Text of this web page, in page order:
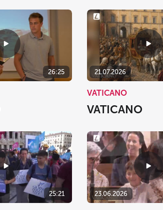
26:25 21.07.2026
VATICANO
VATICANO
25:21 23.06.2026